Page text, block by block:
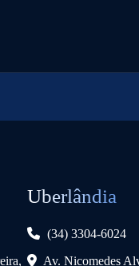
Uberlândia
(34) 3304-6024
Av. Nicomedes